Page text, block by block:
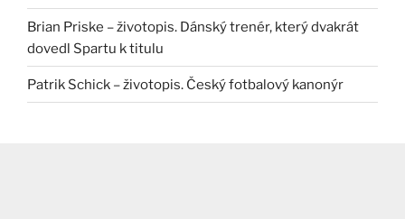
Brian Priske – životopis. Dánský trenér, který dvakrát
dovedl Spartu k titulu
Patrik Schick – životopis. Český fotbalový kanonýr